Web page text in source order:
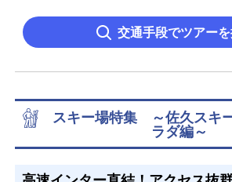
交通手段でツアー
スキー場特集 ～佐久スキ
ラダ編～